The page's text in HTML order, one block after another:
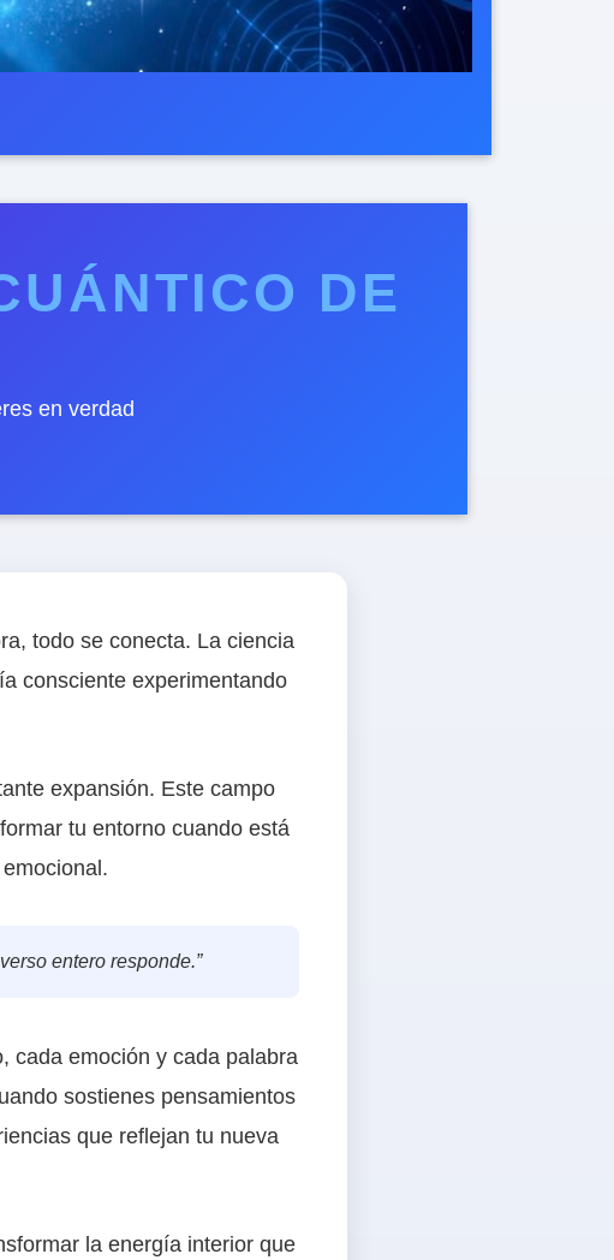
DE
en verdad
todo se conecta. La ciencia
consciente experimentando
expansión. Este campo
tu entorno cuando está
entero responde.”
cada emoción y cada palabra
sostienes pensamientos
que reflejan tu nueva
la energía interior que